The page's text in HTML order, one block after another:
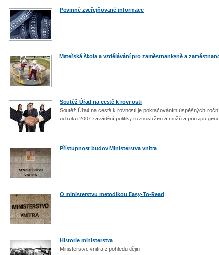
Povinně zveřejňované informace
Mateřská škola a vzdělávání pro zaměstnankyně a
Soutěž Úřad na cestě k rovnosti
Soutěž Úřad na cestě k rovnosti je pokračováním úspěšných
od roku 2007 zavádění politiky rovnosti žen a mužů a principu
Přístupnost budov Ministerstva vnitra
O ministerstvu metodikou Easy-To-Read
Historie ministerstva
Ministerstvo vnitra z pohledu dějin